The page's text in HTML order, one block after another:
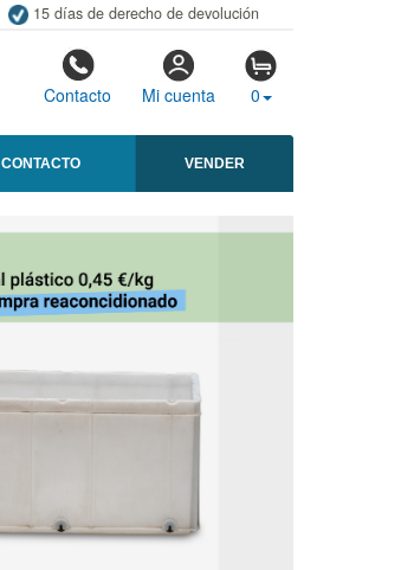
15 días de derecho de devolución
Contacto Mi cuenta 0
CONTACTO VENDER